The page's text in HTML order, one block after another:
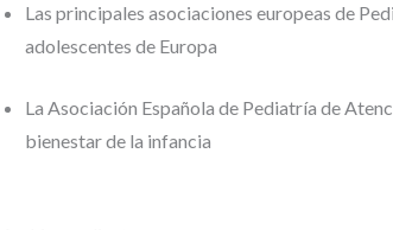
Las principales asociaciones europeas de
adolescentes de Europa
La Asociación Española de Pediatría de
bienestar de la infancia